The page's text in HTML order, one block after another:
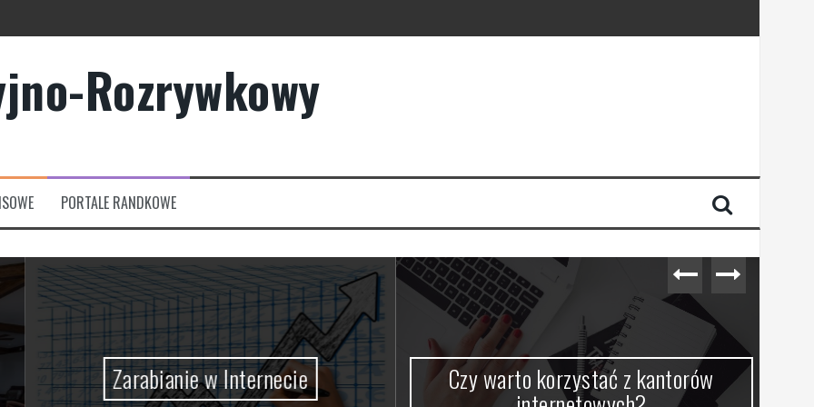
Rozrywkowy
PORTALE RANDKOWE
Zarabianie w Internecie Czy warto korzystać z kantorów